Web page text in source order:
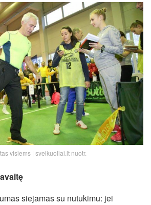
visiems | sveikuoliai.lt nuotr.
ę
siejamas su nutukimu: jei